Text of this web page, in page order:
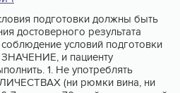
подготовки должны быть
достоверного результата
условий подготовки
и пациенту
1. Не употреблять
(ни рюмки вина, ни